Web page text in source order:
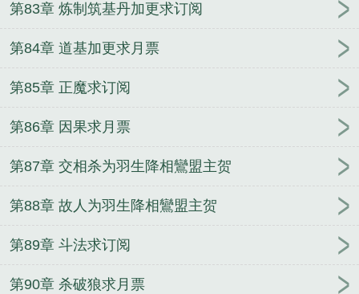
第83章 炼制筑基丹加更求订阅
第84章 道基加更求月票
第85章 正魔求订阅
第86章 因果求月票
第87章 交相杀为羽生降相鸞盟主贺
第88章 故人为羽生降相鸞盟主贺
第89章 斗法求订阅
第90章 杀破狼求月票